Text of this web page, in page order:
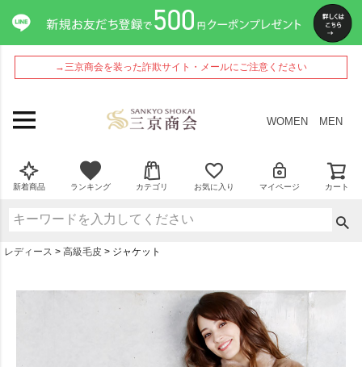
→三京商会を装った詐欺サイト・メールにご注意ください
WOMEN MEN
新着商品 ランキング カテゴリ お気に入り マイページ カート
レディース 高級毛皮 ジャケット